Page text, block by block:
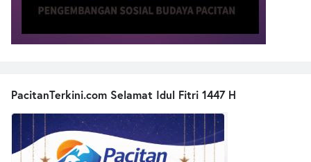
PacitanTerkini.com Selamat Idul Fitri 1447 H